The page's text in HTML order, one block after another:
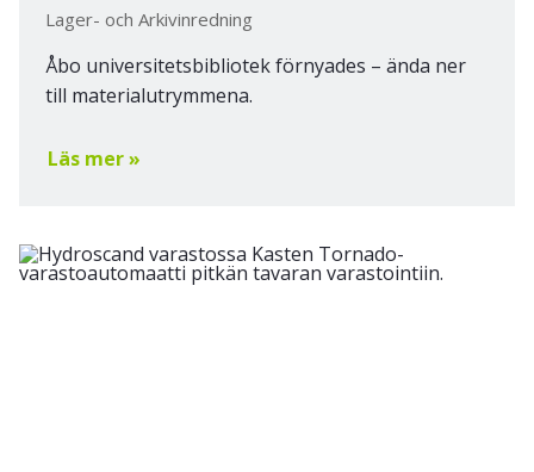
Lager- och Arkivinredning
Åbo universitetsbibliotek förnyades – ända ner
till materialutrymmena.
Läs mer »